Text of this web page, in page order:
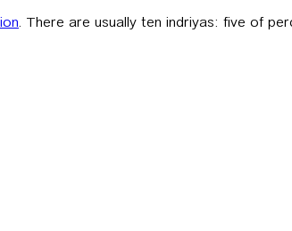
. There are usually ten indriyas: five of